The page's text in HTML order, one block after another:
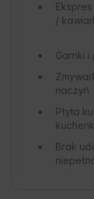
/
Garnki i
naczyń
Płyta
Brak